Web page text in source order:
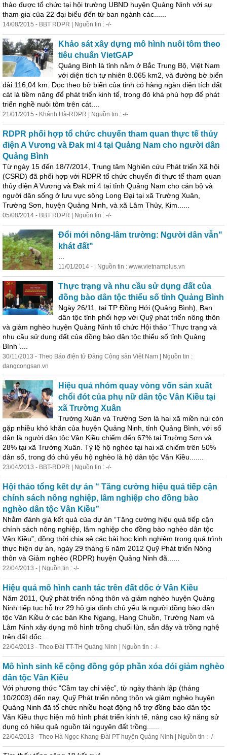
thảo được tổ chức tại hội trường UBND huyện Quảng Ninh với sự
tham gia của 22 đại biểu đến từ ban ngành các......
14/08/2015 - BBT RDPR | Nguồn tin : -/-
Khảo sát xây dựng mô hình nuôi tôm theo
tiêu chuẩn VietGAP
Quảng Bình là tỉnh nằm ở Bắc Trung Bộ, Việt Nam
với diện tích tự nhiên 8.065 km2, và đường bờ biển
dài 116,04 km. Dọc theo bở biển của tỉnh có hàng ngàn diện tích đất
cát là tiềm năng để phát triển kinh tế, trong đó khá phù hợp để phát
triển nghề nuôi tôm trên cát....
21/01/2015 - Khánh Hà-RDPR | Nguồn tin : -/-
RDPR phối hợp tổ chức chuyến tham quan thực tế thủy
điện A Vương và Đak mi 4 tại Quảng Nam cho người dân
Quảng Bình
Từ ngày 15 đến 18/7/2014, Trung tâm Nghiên cứu Phát triển Xã hội
(CSRD) đã phối hợp với RDPR tổ chức chuyến đi thực tế tham quan
thủy điện A Vương và Đak mi 4 tại tỉnh Quảng Nam cho cán bộ và
người dân sống ở lưu vực sông Long Đại tại xã Trường Xuân,
Trường Sơn, huyện Quảng Ninh, và xã Lâm Thủy, Kim......
05/08/2014 - BBT RDPR | Nguồn tin : -/-
Đổi mới nông-lâm trường: Người dân vẫn"
khát đất"
11/01/2014 - | Nguồn tin : www.vietnamplus.vn
Thực trạng và nhu cầu sử dụng đất của
đồng bào dân tộc thiểu số tỉnh Quảng Bình
Ngày 26/11, tại TP Đồng Hới (Quảng Bình), Ban
dân tộc tỉnh phối hợp với Quỹ phát triển nông thôn
và giảm nghèo huyện Quảng Ninh tổ chức Hội thảo “Thực trạng và
nhu cầu sử dụng đất của đồng bào dân tộc thiểu số tỉnh Quảng
Bình”....
30/11/2013 - Theo Báo điện tử Đảng Cộng sản Việt Nam | Nguồn tin :
dangcongsan.vn
Hiệu quả nhóm quay vòng vốn sản xuất
chổi đót của phụ nữ dân tộc Vân Kiều tại
xã Trường Xuân
Trường Xuân và Trường Sơn là hai xã miền núi còn
gặp nhiều khó khăn của huyện Quảng Ninh, tỉnh Quảng Bình, với số
dân là người dân tộc Vân Kiều chiếm đến 67% tại Trường Sơn và
28% tại xã Trường Xuân. Tỷ lệ hộ nghèo tại hai xã chiếm trên 50%
dân số, trong đó chủ yếu hộ nghèo là hộ dân tộc Vân Kiều.......
23/04/2013 - BBT-RDPR | Nguồn tin : -/-
Hội thảo tổng kết dự án “ Tăng cường hiệu quả tiếp cận
chính sách nông nghiệp, lâm nghiệp cho đồng bào
nghèo dân tộc Vân Kiều”
Nhằm đánh giá kết quả của dự án “Tăng cường hiệu quả tiếp cận
chính sách nông nghiệp, lâm nghiệp cho đồng bào nghèo dân tộc
Vân Kiều”, đồng thời chia sẻ các bài học kinh nghiệm trong quá trình
thực hiện dự án, ngày 29 tháng 6 năm 2012 Quỹ Phát triển Nông
thôn và Giảm nghèo (RDPR) huyện Quảng Ninh đã......
22/04/2013 - | Nguồn tin : -/-
Hiệu quả mô hình canh tác trên đất dốc ở Vân Kiều
Năm 2011, Quỹ phát triển nông thôn và giảm nghèo huyện Quảng
Ninh tiếp tục hỗ trợ 29 hộ gia đình chủ yếu là người đồng bào dân
tộc Vân Kiều ở các bản Khe Ngang, Hang Chuồn, Trường Nam và
Lâm Ninh xây dựng mô hình trồng chuối lùn, sắn dây và trồng nghệ
trên đất dốc....
22/04/2013 - Theo Đài TT-TH Quảng Ninh | Nguồn tin : -/-
Mô hình sinh kế cộng đồng góp phần xóa đói giảm nghèo
dân tộc Vân Kiều
Với phương thức “Cầm tay chỉ việc”, từ ngày thành lập (tháng
10/2003) đến nay, Quỹ Phát triển nông thôn và giảm nghèo huyện
Quảng Ninh đã tổ chức nhiều hoạt động hỗ trợ đồng bào dân tộc
Vân Kiều thực hiện mô hình phát triển kinh tế, nâng cao kỹ năng sử
dụng có hiệu quả nguồn tài nguyên đất trồng......
22/04/2013 - Theo Hà Ngọc Khang-Đài PT huyện Quảng Ninh | Nguồn tin : -/-